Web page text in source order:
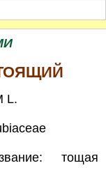
L.
тощая